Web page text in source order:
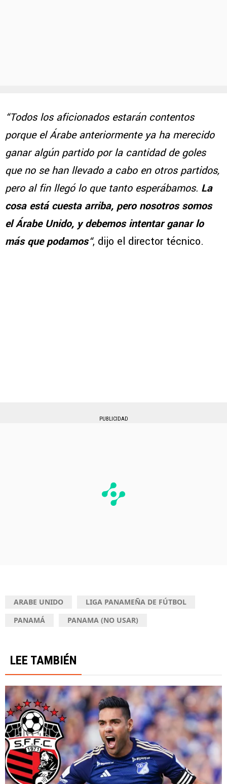
“Todos los aficionados estarán contentos
porque el Árabe anteriormente ya ha merecido
ganar algún partido por la cantidad de goles
que no se han llevado a cabo en otros partidos,
pero al fin llegó lo que tanto esperábamos. La
cosa está cuesta arriba, pero nosotros somos
el Árabe Unido, y debemos intentar ganar lo
más que podamos“, dijo el director técnico.
PUBLICIDAD
ARABE UNIDO
LIGA PANAMEÑA DE FÚTBOL
PANAMÁ
PANAMA (NO USAR)
LEE TAMBIÉN